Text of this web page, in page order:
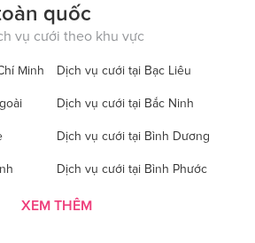
quốc
vụ cưới theo khu vực
Minh Dịch vụ cưới tại Bạc Liêu
Dịch vụ cưới tại Bắc Ninh
Dịch vụ cưới tại Bình Dương
Dịch vụ cưới tại Bình Phước
Dịch vụ cưới tại Cà Mau
XEM THÊM